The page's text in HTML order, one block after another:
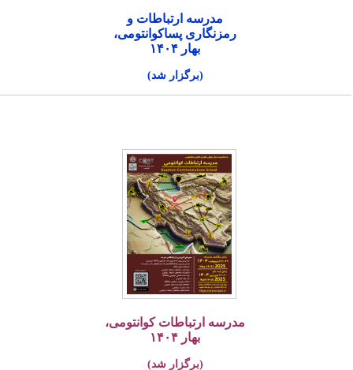
مدرسه ارتباطات و
رمزنگاری پساکوانتومی،
بهار ۱۴۰۴
(برگزار شد)
مدرسه ارتباطات کوانتومی،
بهار ۱۴۰۴
(برگزار شد)